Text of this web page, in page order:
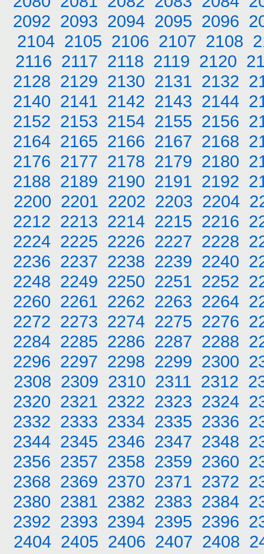
2092 2093 2094 2095 2096
2104 2105 2106 2107 2108
2116 2117 2118 2119 2120
2128 2129 2130 2131 2132
2140 2141 2142 2143 2144
2152 2153 2154 2155 2156
2164 2165 2166 2167 2168
2176 2177 2178 2179 2180
2188 2189 2190 2191 2192
2200 2201 2202 2203 2204
2212 2213 2214 2215 2216
2224 2225 2226 2227 2228
2236 2237 2238 2239 2240
2248 2249 2250 2251 2252
2260 2261 2262 2263 2264
2272 2273 2274 2275 2276
2284 2285 2286 2287 2288
2296 2297 2298 2299 2300
2308 2309 2310 2311 2312
2320 2321 2322 2323 2324
2332 2333 2334 2335 2336
2344 2345 2346 2347 2348
2356 2357 2358 2359 2360
2368 2369 2370 2371 2372
2380 2381 2382 2383 2384
2392 2393 2394 2395 2396
2404 2405 2406 2407 2408